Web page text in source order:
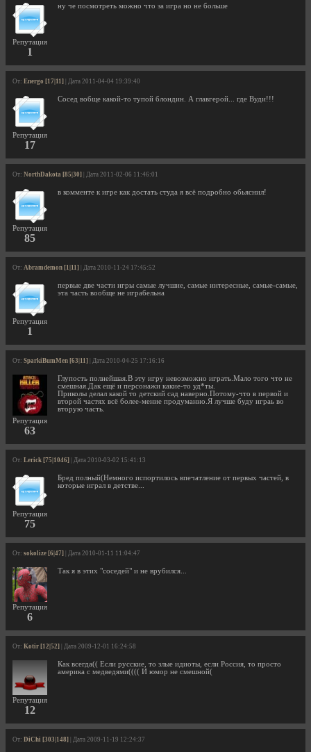
Репутация
1
ну че посмотреть можно что за игра но не больше
От: Energo [17|11] | Дата 2011-04-04 19:39:40
Репутация
17
Cосед вобще какой-то тупой блондин. А главгерой... где Вуди!!!
От: NorthDakota [85|30] | Дата 2011-02-06 11:46:01
Репутация
85
в комменте к игре как достать студа я всё подробно обьяснил!
От: Abramdemon [1|11] | Дата 2010-11-24 17:45:52
Репутация
1
первые две части игры самые лучшие, самые интересные, самые-самые,
эта часть вообще не играбельна
От: SparkiBumMen [63|11] | Дата 2010-04-25 17:16:16
Репутация
63
Глупость полнейшая.В эту игру невозможно играть.Мало того что не
смешная.Дак ещё и персонажи какие-то уд*ты.
Приколы делал какой то детский сад наверно.Потому-что в первой и
второй частях всё более-мение продуманно.Я лучше буду играь во
вторую часть.
От: Lerick [75|1046] | Дата 2010-03-02 15:41:13
Репутация
75
Бред полный(Немного испортилось впечатление от первых частей, в
которые играл в детстве...
От: sokolize [6|47] | Дата 2010-01-11 11:04:47
Репутация
6
Так я в этих "соседей" и не врубился...
От: Kotir [12|52] | Дата 2009-12-01 16:24:58
Репутация
12
Как всегда(( Если русские, то злые идиоты, если Россия, то просто
америка с медведями(((( И юмор не смешной(
От: DiChi [303|148] | Дата 2009-11-19 12:24:37